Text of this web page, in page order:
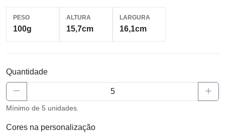
PESO
100g
ALTURA
15,7cm
LARGURA
16,1cm
Quantidade
Mínimo de 5 unidades.
Cores na personalização